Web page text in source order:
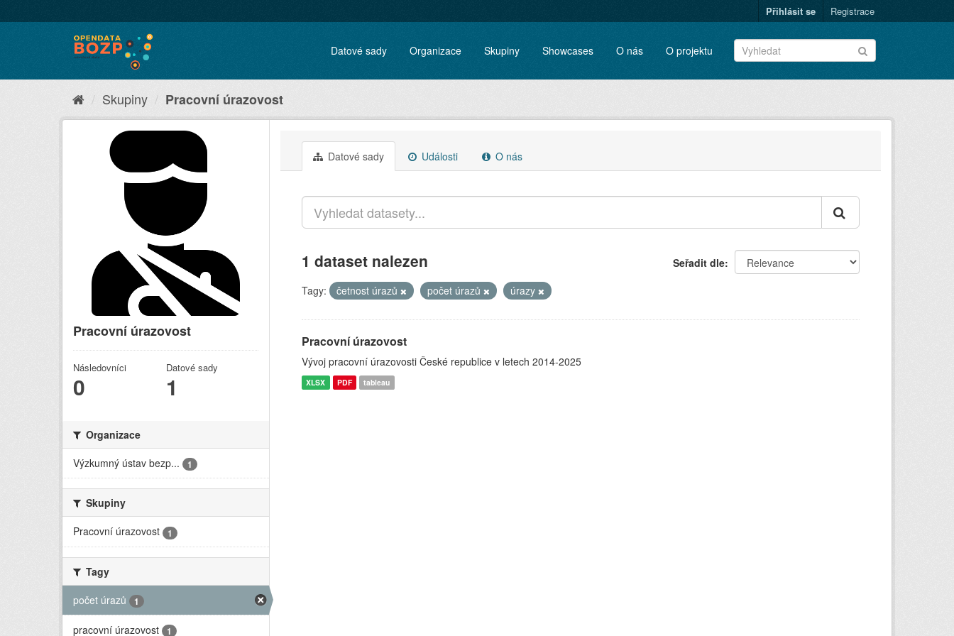
Přihlásit se Registrace
Datové sady Organizace Skupiny Showcases O nás O projektu
Skupiny Pracovní úrazovost
Pracovní úrazovost
Následovníci
0
Datové sady
1
Organizace
Výzkumný ústav bezp...
1
Skupiny
Pracovní úrazovost
1
Tagy
počet úrazů
1
pracovní úrazovost 1
Datové sady Události O nás
Seřadit dle
1 dataset nalezen
Tagy: četnost úrazů počet úrazů úrazy
Pracovní úrazovost
Vývoj pracovní úrazovosti České republice v letech 2014-2025
XLSX PDF tableau